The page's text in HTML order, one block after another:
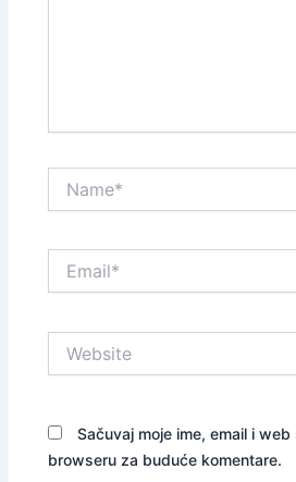
Sačuvaj moje ime, email i
browseru za buduće komentare.